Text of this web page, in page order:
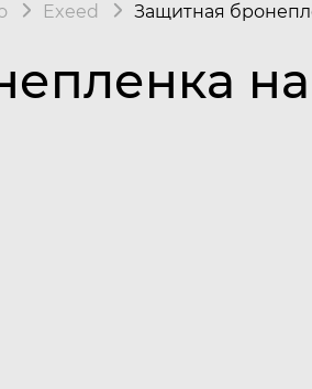
Exeed Защитная